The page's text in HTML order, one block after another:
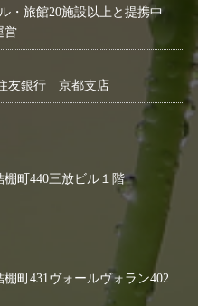
・旅館20施設以上と提携中
営
友銀行 京都支店
町440三放ビル１階
町431ヴォールヴォラン402